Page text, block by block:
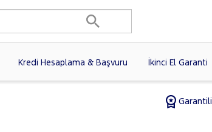
Kredi Hesaplama & Başvuru İkinci El Garanti
Garantili